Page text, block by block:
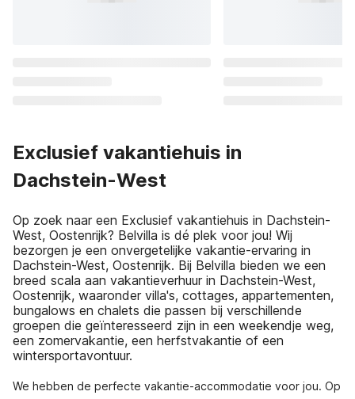
Exclusief vakantiehuis in
Dachstein-West
Op zoek naar een Exclusief vakantiehuis in Dachstein-
West, Oostenrijk? Belvilla is dé plek voor jou! Wij
bezorgen je een onvergetelijke vakantie-ervaring in
Dachstein-West, Oostenrijk. Bij Belvilla bieden we een
breed scala aan vakantieverhuur in Dachstein-West,
Oostenrijk, waaronder villa's, cottages, appartementen,
bungalows en chalets die passen bij verschillende
groepen die geïnteresseerd zijn in een weekendje weg,
een zomervakantie, een herfstvakantie of een
wintersportavontuur.
We hebben de perfecte vakantie-accommodatie voor jou. Op